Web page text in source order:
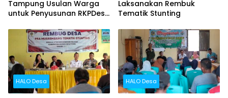
Tampung Usulan Warga
untuk Penyusunan RKPDes
Laksanakan Rembuk
Tematik Stunting
HALO Desa HALO Desa